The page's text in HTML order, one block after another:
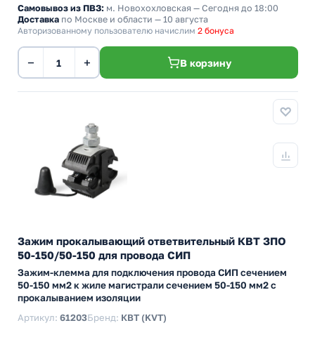
Самовывоз из ПВЗ: м. Новохохловская — Сегодня до 18:00
Доставка по Москве и области — 10 августа
Авторизованному пользователю начислим 2 бонуса
− + В корзину
Зажим прокалывающий ответвительный КВТ ЗПО
50-150/50-150 для провода СИП
Зажим-клемма для подключения провода СИП сечением
50-150 мм2 к жиле магистрали сечением 50-150 мм2 с
прокалыванием изоляции
Артикул: 61203Бренд: КВТ (KVT)